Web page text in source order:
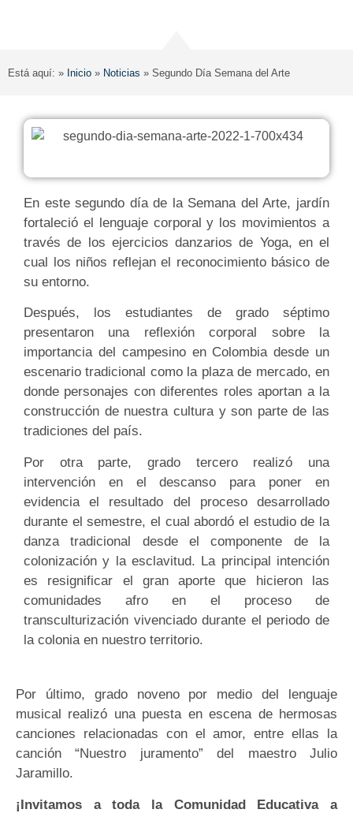
Está aquí: » Inicio » Noticias » Segundo Día Semana del Arte
En este segundo día de la Semana del Arte, jardín
fortaleció el lenguaje corporal y los movimientos a
través de los ejercicios danzarios de Yoga, en el
cual los niños reflejan el reconocimiento básico de
su entorno.
Después, los estudiantes de grado séptimo
presentaron una reflexión corporal sobre la
importancia del campesino en Colombia desde un
escenario tradicional como la plaza de mercado, en
donde personajes con diferentes roles aportan a la
construcción de nuestra cultura y son parte de las
tradiciones del país.
Por otra parte, grado tercero realizó una
intervención en el descanso para poner en
evidencia el resultado del proceso desarrollado
durante el semestre, el cual abordó el estudio de la
danza tradicional desde el componente de la
colonización y la esclavitud. La principal intención
es resignificar el gran aporte que hicieron las
comunidades afro en el proceso de
transculturización vivenciado durante el periodo de
la colonia en nuestro territorio.
Por último, grado noveno por medio del lenguaje
musical realizó una puesta en escena de hermosas
canciones relacionadas con el amor, entre ellas la
canción “Nuestro juramento” del maestro Julio
Jaramillo.
¡Invitamos a toda la Comunidad Educativa a